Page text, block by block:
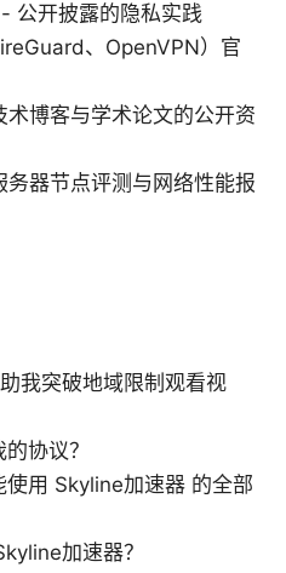
公开披露的隐私实践
、OpenVPN）官
博客与学术论文的公开资
器节点评测与网络性能报
我突破地域限制观看视
协议？
使用 Skyline加速器 的全部
加速器？